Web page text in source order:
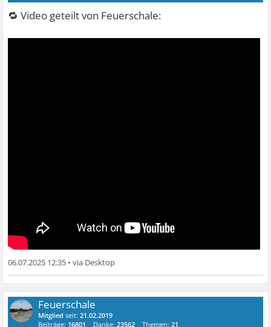
🔁 Video geteilt von Feuerschale:
06.07.2025 12:35 •
Feuerschale
Mitglied seit:21.02.2019
Beiträge: 16801 Danke:23562 Themen:21